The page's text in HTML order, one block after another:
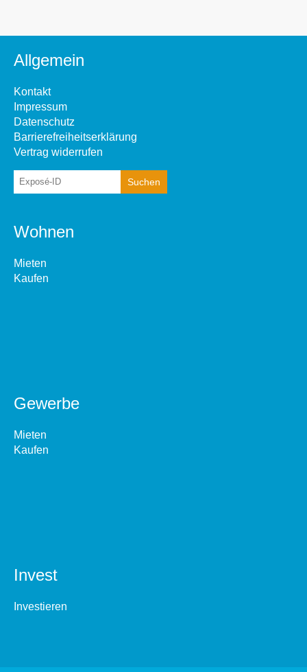
Allgemein
Kontakt
Impressum
Datenschutz
Barrierefreiheitserklärung
Vertrag widerrufen
Wohnen
Mieten
Kaufen
Gewerbe
Mieten
Kaufen
Invest
Investieren